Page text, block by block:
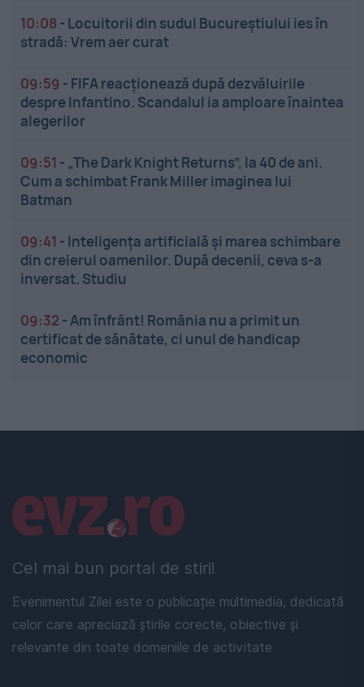
10:08 - Locuitorii din sudul Bucureștiului ies în
stradă: Vrem aer curat
09:59 - FIFA reacționează după dezvăluirile
despre Infantino. Scandalul ia amploare înaintea
alegerilor
09:51 - „The Dark Knight Returns”, la 40 de ani.
Cum a schimbat Frank Miller imaginea lui
Batman
09:41 - Inteligența artificială și marea schimbare
din creierul oamenilor. După decenii, ceva s-a
inversat. Studiu
09:32 -Am înfrânt! România nu a primit un
certificat de sănătate, ci unul de handicap
economic
Cel mai bun portal de stiri!
Evenimentul Zilei este o publicație multimedia, dedicată
celor care apreciază știrile corecte, obiective și
relevante din toate domeniile de activitate
Linkuri utile